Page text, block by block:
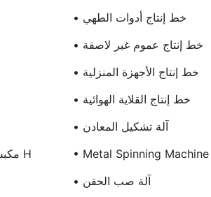
• خط إنتاج أدوات الطهي
• خط إنتاج عموم غير لاصقة
• خط إنتاج الأجهزة المنزلية
• خط إنتاج القلاية الهوائية
• آلة تشكيل المعادن
• مكبس هيدروليكي على شكل حرف H
• Metal Spinning Machine
• آلة صب الحقن